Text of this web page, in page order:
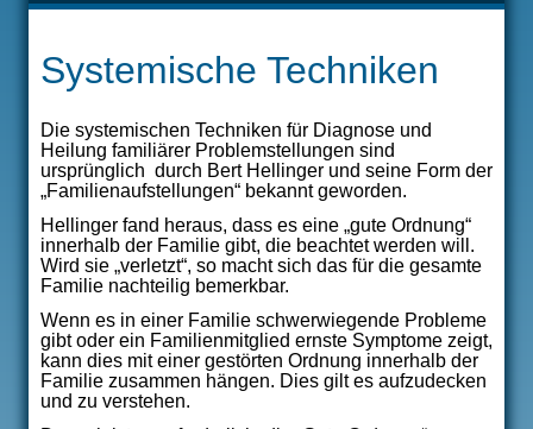
ÜBER MICH
THERAPIEANGEBOT
SEMINARE
Systemische Techniken
Die systemischen Techniken für Diagnose und
Heilung familiärer Problemstellungen sind
ursprünglich durch Bert Hellinger und seine Form der
„Familienaufstellungen“ bekannt geworden.
Hellinger fand heraus, dass es eine „gute Ordnung“
innerhalb der Familie gibt, die beachtet werden will.
Wird sie „verletzt“, so macht sich das für die gesamte
Familie nachteilig bemerkbar.
Wenn es in einer Familie schwerwiegende Probleme
gibt oder ein Familienmitglied ernste Symptome zeigt,
kann dies mit einer gestörten Ordnung innerhalb der
Familie zusammen hängen. Dies gilt es aufzudecken
und zu verstehen.